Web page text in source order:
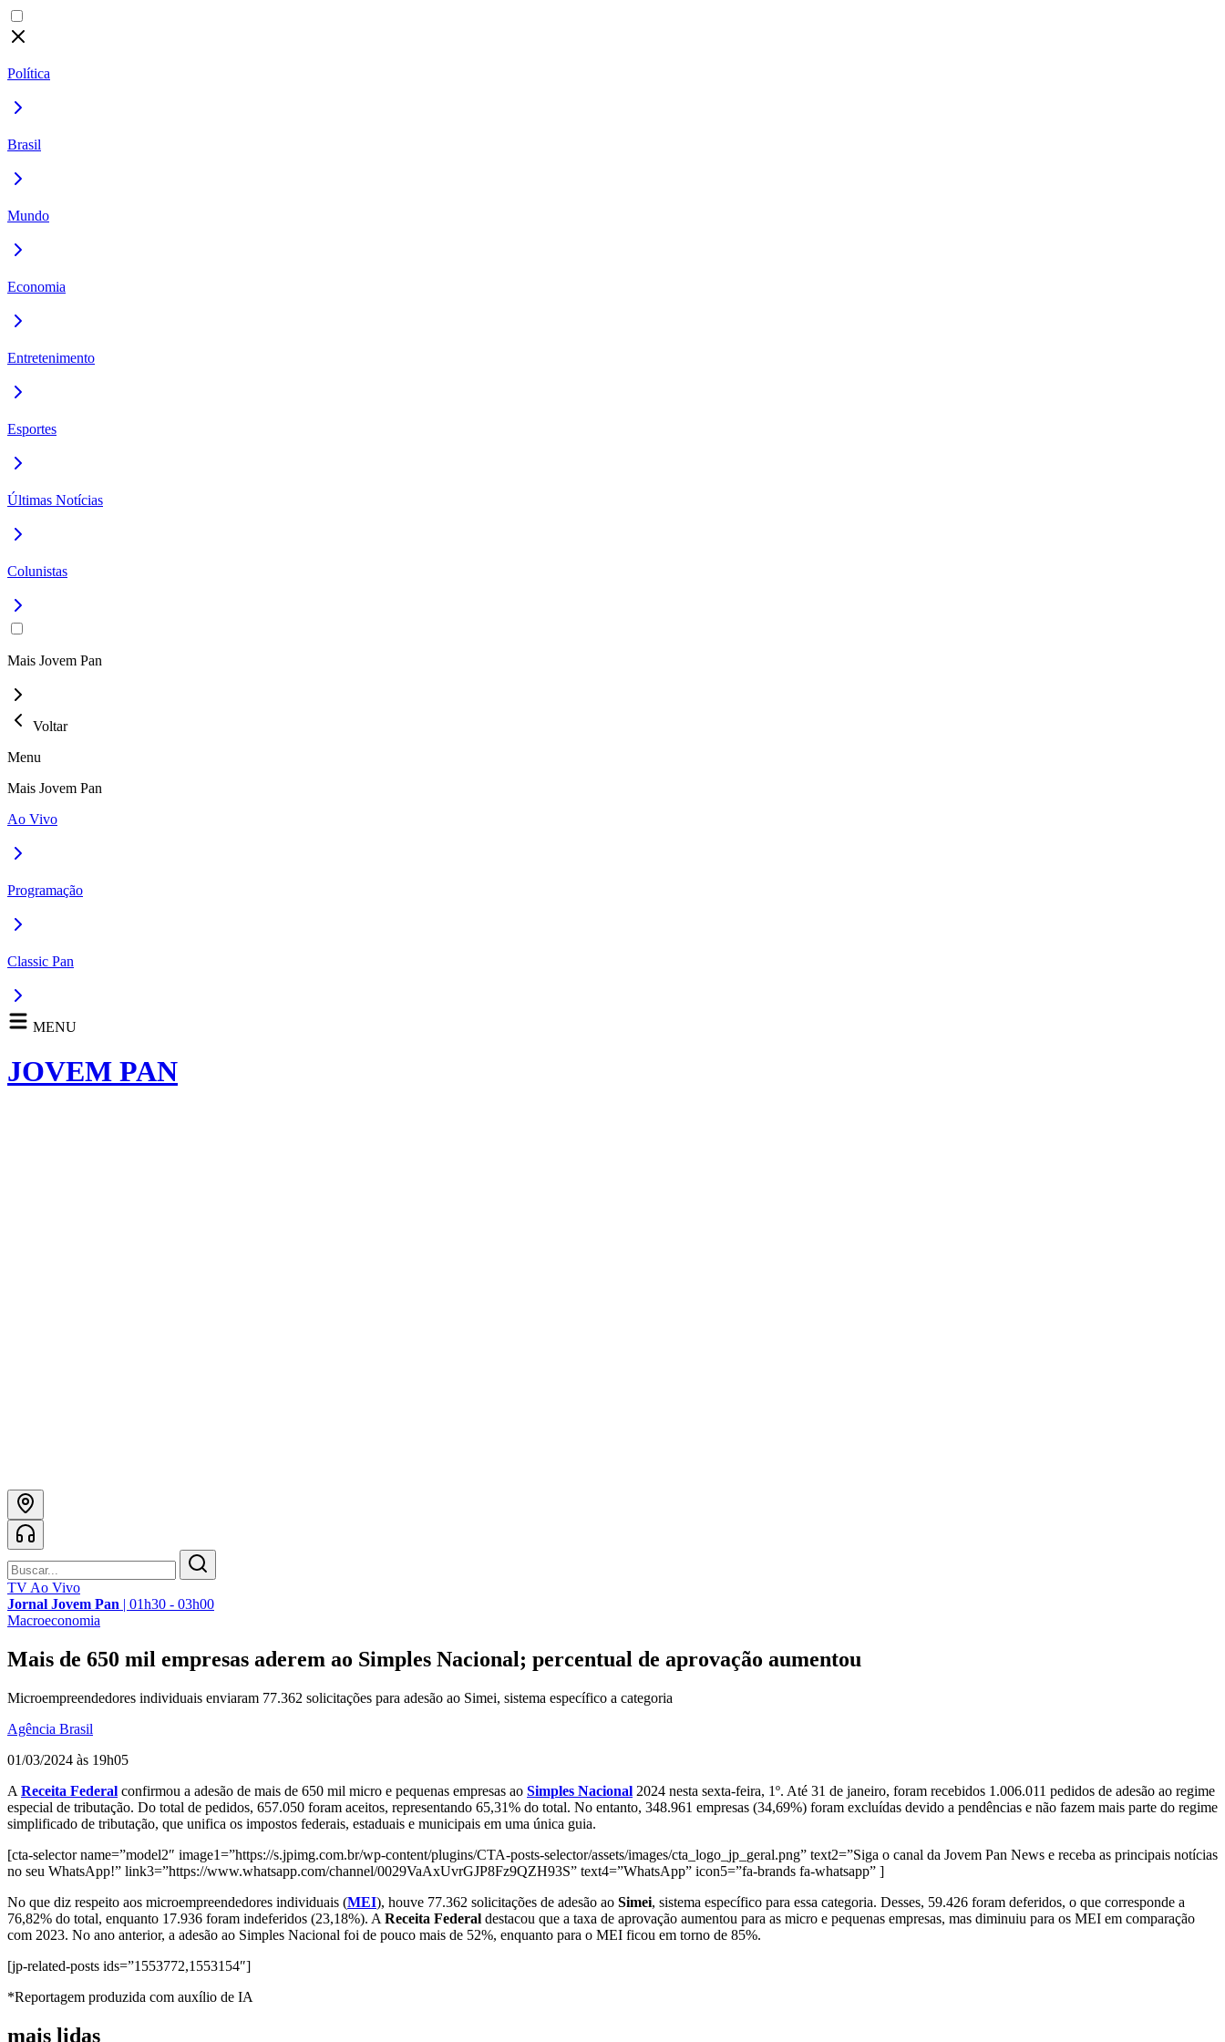
Política
Brasil
Mundo
Economia
Entretenimento
Esportes
Últimas Notícias
Colunistas
Mais Jovem Pan
Voltar
Menu
Mais Jovem Pan
Ao Vivo
Programação
Classic Pan
MENU
JOVEM PAN
TV Ao Vivo
Jornal Jovem Pan | 01h30 - 03h00
Macroeconomia
Mais de 650 mil empresas aderem ao Simples Nacional; percentual de aprovação aumentou
Microempreendedores individuais enviaram 77.362 solicitações para adesão ao Simei, sistema específico a categoria
Agência Brasil
01/03/2024 às 19h05
A Receita Federal confirmou a adesão de mais de 650 mil micro e pequenas empresas ao Simples Nacional 2024 nesta sexta-feira, 1º. Até 31 de janeiro, foram recebidos 1.006.011 pedidos de adesão ao regime
especial de tributação. Do total de pedidos, 657.050 foram aceitos, representando 65,31% do total. No entanto, 348.961 empresas (34,69%) foram excluídas devido a pendências e não fazem mais parte do regime
simplificado de tributação, que unifica os impostos federais, estaduais e municipais em uma única guia.
[cta-selector name=”model2″ image1=”https://s.jpimg.com.br/wp-content/plugins/CTA-posts-selector/assets/images/cta_logo_jp_geral.png” text2=”Siga o canal da Jovem Pan News e receba as principais notícias
no seu WhatsApp!” link3=”https://www.whatsapp.com/channel/0029VaAxUvrGJP8Fz9QZH93S” text4=”WhatsApp” icon5=”fa-brands fa-whatsapp” ]
No que diz respeito aos microempreendedores individuais (MEI), houve 77.362 solicitações de adesão ao Simei, sistema específico para essa categoria. Desses, 59.426 foram deferidos, o que corresponde a
76,82% do total, enquanto 17.936 foram indeferidos (23,18%). A Receita Federal destacou que a taxa de aprovação aumentou para as micro e pequenas empresas, mas diminuiu para os MEI em comparação
com 2023. No ano anterior, a adesão ao Simples Nacional foi de pouco mais de 52%, enquanto para o MEI ficou em torno de 85%.
[jp-related-posts ids=”1553772,1553154″]
*Reportagem produzida com auxílio de IA
mais lidas